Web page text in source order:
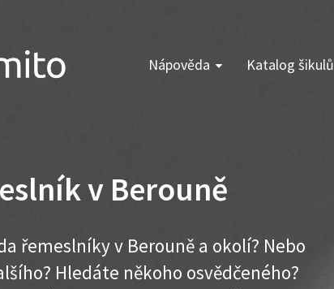
Nápověda Katalog šikulů
v Berouně
řemeslníky v Berouně a okolí? Nebo
Hledáte někoho osvědčeného?